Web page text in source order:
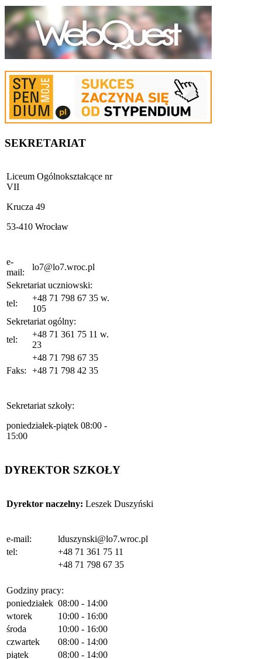
SEKRETARIAT
Liceum Ogólnokształcące nr
VII
Krucza 49
53-410 Wrocław
e-
mail:
lo7@lo7.wroc.pl
Sekretariat uczniowski:
tel:
+48 71 798 67 35 w.
105
Sekretariat ogólny:
tel:
+48 71 361 75 11 w.
23
+48 71 798 67 35
Faks:
+48 71 798 42 35
Sekretariat szkoły:
poniedziałek-piątek 08:00 -
15:00
DYREKTOR SZKOŁY
Dyrektor naczelny: Leszek Duszyński
e-mail:
lduszynski@lo7.wroc.pl
tel:
+48 71 361 75 11
+48 71 798 67 35
Godziny pracy:
poniedziałek 08:00 - 14:00
wtorek
10:00 - 16:00
środa
10:00 - 16:00
czwartek
08:00 - 14:00
piątek
08:00 - 14:00